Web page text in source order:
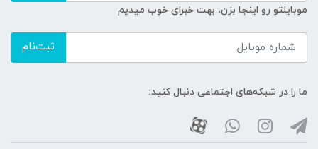
موبایلتو رو اینجا بزن، بهت خبرای خوب میدیم
ثبت‌نام
ما را در شبکه‌های اجتماعی دنبال کنید: